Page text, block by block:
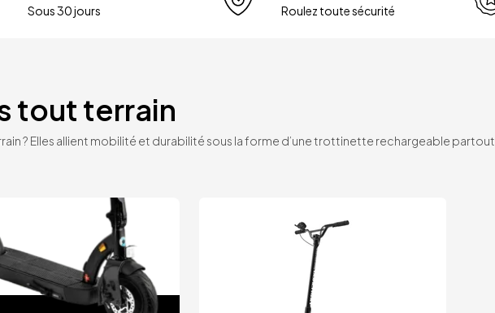
Sous 30 jours Roulez toute sécurité
tout terrain
? Elles allient mobilité et durabilité sous la forme d’une trottinette rechargeable partout.